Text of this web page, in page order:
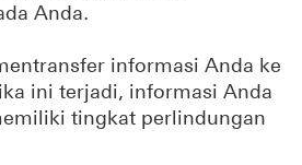
Anda.
informasi Anda ke
ini terjadi, informasi Anda
tingkat perlindungan